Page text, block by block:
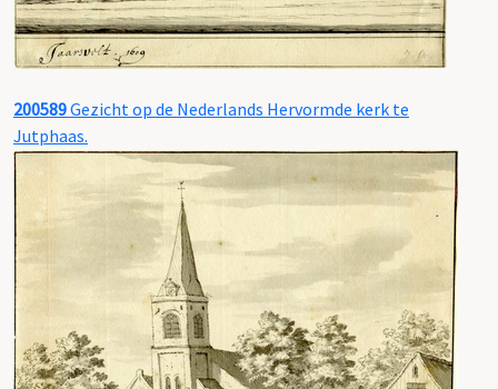
200589Gezicht op de Nederlands Hervormde kerk te
Jutphaas.